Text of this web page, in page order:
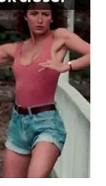
naglašava
malih
da sam
vrijeme je
može
sa sličnim